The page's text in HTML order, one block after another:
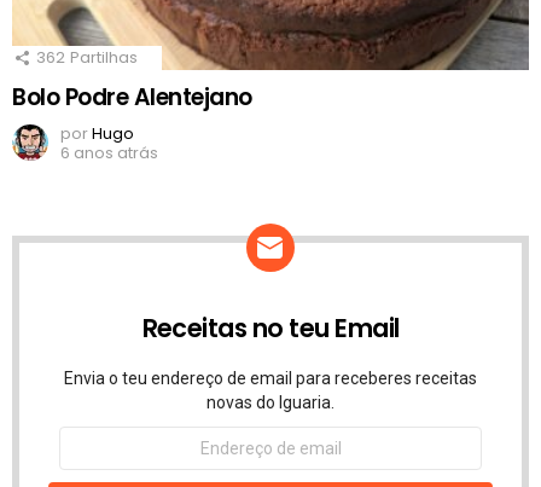
362 Partilhas
Bolo Podre Alentejano
porHugo
6 anos atrás
Receitas no teu Email
Envia o teu endereço de email para receberes receitas
novas do Iguaria.
Endereço
email